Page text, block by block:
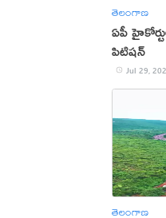
తెలంగాణ
ఏపీ
పిటిషన్
Jul 29,
తెలంగాణ